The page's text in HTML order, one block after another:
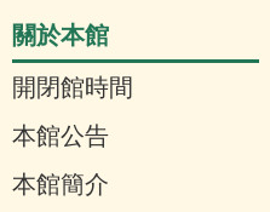
關於本館
開閉館時間
本館公告
本館簡介